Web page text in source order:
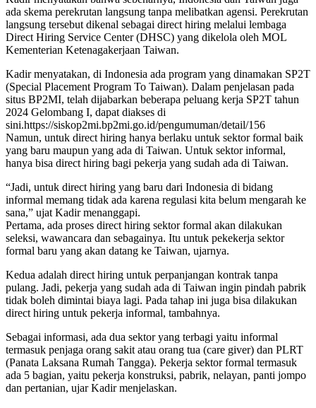
ada skema perekrutan langsung tanpa melibatkan agensi. Perekrutan
langsung tersebut dikenal sebagai direct hiring melalui lembaga
Direct Hiring Service Center (DHSC) yang dikelola oleh MOL
Kementerian Ketenagakerjaan Taiwan.
Kadir menyatakan, di Indonesia ada program yang dinamakan SP2T
(Special Placement Program To Taiwan). Dalam penjelasan pada
situs BP2MI, telah dijabarkan beberapa peluang kerja SP2T tahun
2024 Gelombang I, dapat diakses di
sini.https://siskop2mi.bp2mi.go.id/pengumuman/detail/156
Namun, untuk direct hiring hanya berlaku untuk sektor formal baik
yang baru maupun yang ada di Taiwan. Untuk sektor informal,
hanya bisa direct hiring bagi pekerja yang sudah ada di Taiwan.
“Jadi, untuk direct hiring yang baru dari Indonesia di bidang
informal memang tidak ada karena regulasi kita belum mengarah ke
sana,” ujat Kadir menanggapi.
Pertama, ada proses direct hiring sektor formal akan dilakukan
seleksi, wawancara dan sebagainya. Itu untuk pekekerja sektor
formal baru yang akan datang ke Taiwan, ujarnya.
Kedua adalah direct hiring untuk perpanjangan kontrak tanpa
pulang. Jadi, pekerja yang sudah ada di Taiwan ingin pindah pabrik
tidak boleh dimintai biaya lagi. Pada tahap ini juga bisa dilakukan
direct hiring untuk pekerja informal, tambahnya.
Sebagai informasi, ada dua sektor yang terbagi yaitu informal
termasuk penjaga orang sakit atau orang tua (care giver) dan PLRT
(Panata Laksana Rumah Tangga). Pekerja sektor formal termasuk
ada 5 bagian, yaitu pekerja konstruksi, pabrik, nelayan, panti jompo
dan pertanian, ujar Kadir menjelaskan.